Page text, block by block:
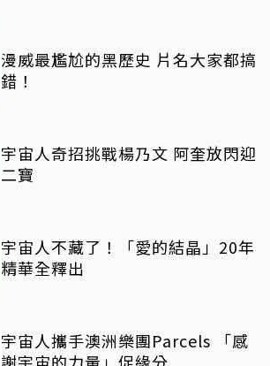
漫威最尷尬的黑歷史 片名大家都搞
錯！
宇宙人奇招挑戰楊乃文 阿奎放閃迎
二寶
宇宙人不藏了！「愛的結晶」20年
精華全釋出
宇宙人攜手澳洲樂團Parcels 「感